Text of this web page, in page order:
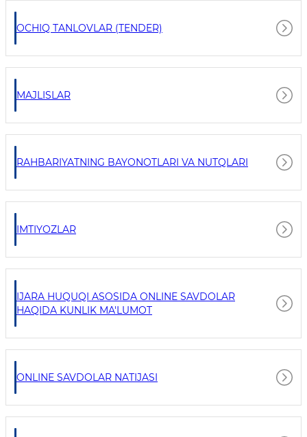
OCHIQ TANLOVLAR (TENDER)
MAJLISLAR
RAHBARIYATNING BAYONOTLARI VA NUTQLARI
IMTIYOZLAR
IJARA HUQUQI ASOSIDA ONLINE SAVDOLAR
HAQIDA KUNLIK MA'LUMOT
ONLINE SAVDOLAR NATIJASI